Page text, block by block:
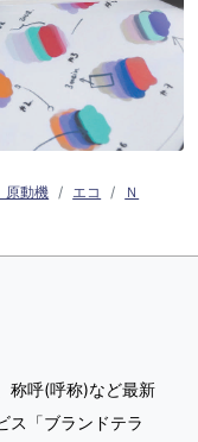
原動機 エコ
Ｎ
称呼(呼称)など最新
ス「ブランドテラ